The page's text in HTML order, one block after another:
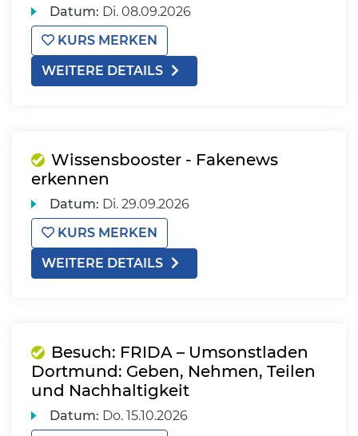
Datum: Di. 08.09.2026
KURS MERKEN
WEITERE DETAILS
Wissensbooster - Fakenews
erkennen
Datum: Di. 29.09.2026
KURS MERKEN
WEITERE DETAILS
Besuch: FRIDA – Umsonstladen
Dortmund: Geben, Nehmen, Teilen
und Nachhaltigkeit
Datum: Do. 15.10.2026